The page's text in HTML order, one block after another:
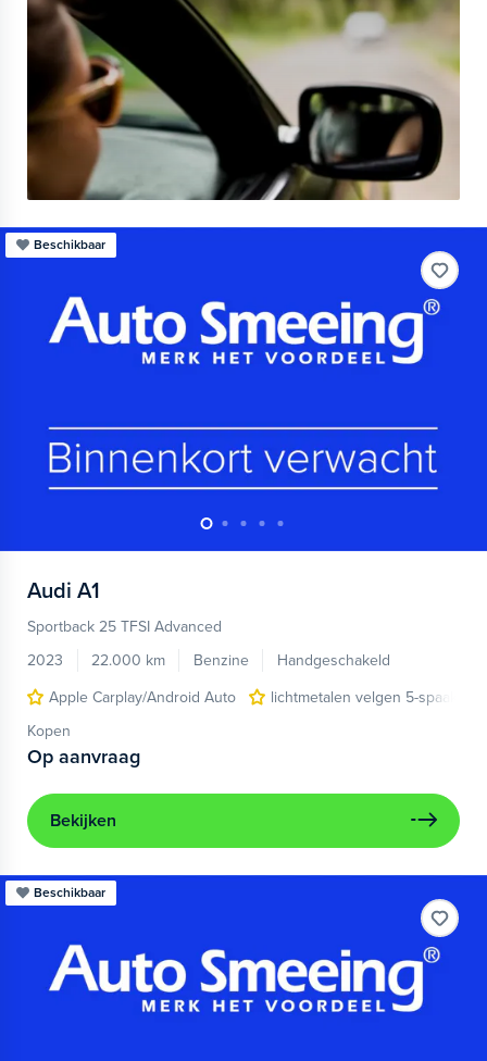
Beschikbaar
Audi A1
Sportback 25 TFSI Advanced
2023
22.000 km Benzine
Handgeschakeld
Apple Carplay/Android Auto
lichtmetalen velgen 5-spaaks
Kopen
Op aanvraag
Bekijken
Beschikbaar